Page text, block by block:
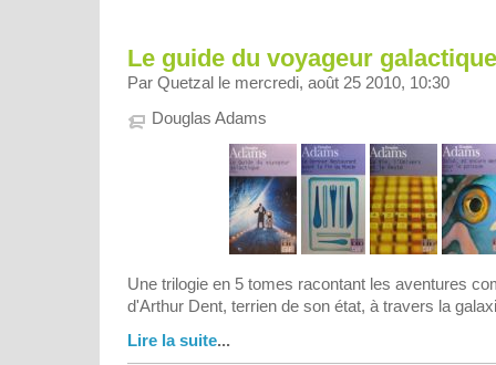
Le guide du voyageur
Par Quetzal le mercredi, août 25 2010, 10:30
Douglas Adams
Une trilogie en 5 tomes racontant les aventures
d'Arthur Dent, terrien de son état, à travers la
Lire la suite...